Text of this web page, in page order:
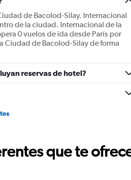
de Bacolod-Silay. Internacional
de la ciudad. Internacional de la
0 vuelos de ida desde París por
Ciudad de Bacolod-Silay de forma
reservas de hotel?
que te